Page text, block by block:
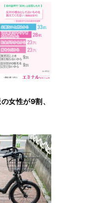
女性が9割、